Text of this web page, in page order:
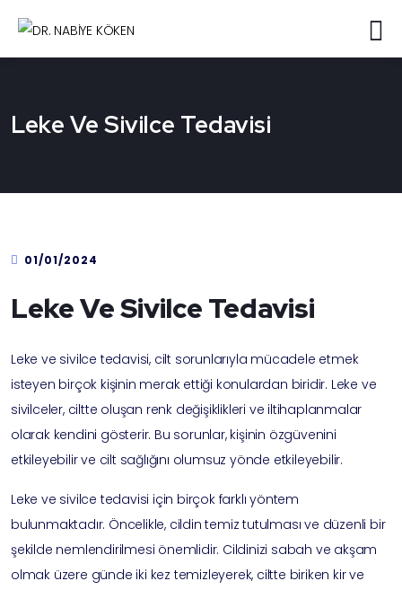
Leke Ve Sivilce Tedavisi
01/01/2024
Leke Ve Sivilce Tedavisi
Leke ve sivilce tedavisi, cilt sorunlarıyla mücadele etmek
isteyen birçok kişinin merak ettiği konulardan biridir. Leke ve
sivilceler, ciltte oluşan renk değişiklikleri ve iltihaplanmalar
olarak kendini gösterir. Bu sorunlar, kişinin özgüvenini
etkileyebilir ve cilt sağlığını olumsuz yönde etkileyebilir.
Leke ve sivilce tedavisi için birçok farklı yöntem
bulunmaktadır. Öncelikle, cildin temiz tutulması ve düzenli bir
şekilde nemlendirilmesi önemlidir. Cildinizi sabah ve akşam
olmak üzere günde iki kez temizleyerek, ciltte biriken kir ve